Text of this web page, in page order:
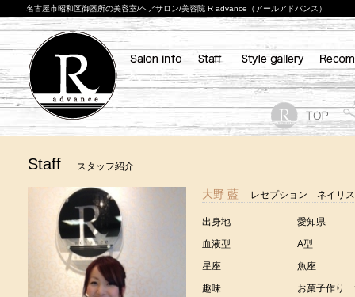
名古屋市昭和区御器所の美容室/ヘアサロン/美容院 R advance（アールアドバンス）
Staff スタッフ紹介
大野 藍 レセプション ネイリ
出身地
愛知県
血液型
A型
星座
魚座
趣味
お菓子作